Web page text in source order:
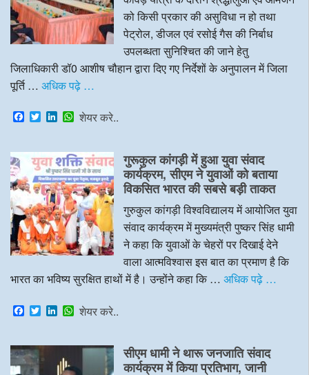
को किसी प्रकार की असुविधा न हो तथा
पेट्रोल, डीजल एवं रसोई गैस की निर्बाध
उपलब्धता सुनिश्चित की जाने हेतु
जिलाधिकारी डॉ0 आशीष चौहान द्वारा दिए गए निर्देशों के अनुपालन में जिला
पूर्ति … अधिक पढ़े …
F
a
e
b
o
k
T
w
t
t
e
r
L
k
e
d
I
n
W
t
s
A
p
p
शेयर करे..
गुरूकुल कांगड़ी में हुआ युवा संवाद
कार्यक्रम, सीएम ने युवाओं को बताया
विकसित भारत की सबसे बड़ी ताकत
गुरुकुल कांगड़ी विश्वविद्यालय में आयोजित युवा
संवाद कार्यक्रम में मुख्यमंत्री पुष्कर सिंह धामी
ने कहा कि युवाओं के चेहरों पर दिखाई देने
वाला आत्मविश्वास इस बात का प्रमाण है कि
भारत का भविष्य सुरक्षित हाथों में है। उन्होंने कहा कि … अधिक पढ़े …
F
a
e
b
o
T
w
t
e
L
k
e
d
W
t
A
शेयर करे..
सीएम धामी ने थारू जनजाति संवाद
कार्यक्रम में किया प्रतिभाग, जानी